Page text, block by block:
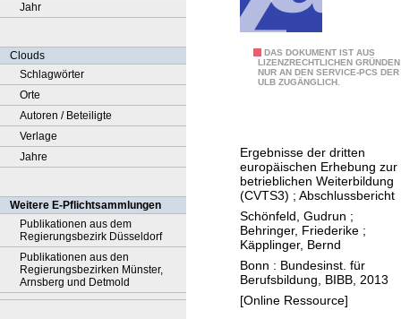
Jahr
Clouds
Schlagwörter
Orte
Autoren / Beteiligte
Verlage
Jahre
Weitere E-Pflichtsammlungen
Publikationen aus dem
Regierungsbezirk Düsseldorf
Publikationen aus den
Regierungsbezirken Münster,
Arnsberg und Detmold
DAS DOKUMENT IST AUS
LIZENZRECHTLICHEN GRÜNDEN
NUR AN DEN SERVICE-PCS DER
ULB ZUGÄNGLICH.
e
b
l
i
c
h
e
W
Ergebnisse der dritten
europäischen Erhebung zur
betrieblichen Weiterbildung
(CVTS3) ; Abschlussbericht
Schönfeld, Gudrun ;
Behringer, Friederike ;
Käpplinger, Bernd
Bonn : Bundesinst. für
Berufsbildung, BIBB, 2013
[Online Ressource]